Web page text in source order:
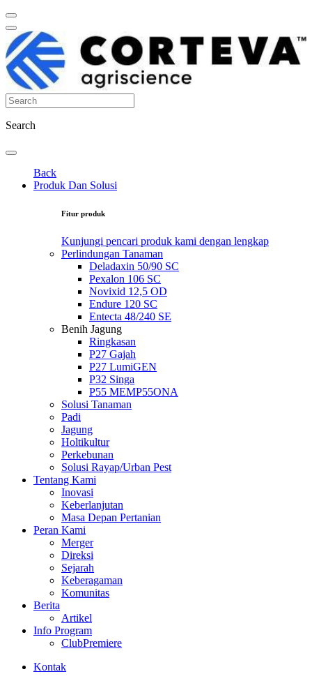
Search
Back
Produk Dan Solusi
Fitur produk
Kunjungi pencari produk kami dengan lengkap
Perlindungan Tanaman
Deladaxin 50/90 SC
Pexalon 106 SC
Novixid 12,5 OD
Endure 120 SC
Entecta 48/240 SE
Benih Jagung
Ringkasan
P27 Gajah
P27 LumiGEN
P32 Singa
P55 MEMP55ONA
Solusi Tanaman
Padi
Jagung
Holtikultur
Perkebunan
Solusi Rayap/Urban Pest
Tentang Kami
Inovasi
Keberlanjutan
Masa Depan Pertanian
Peran Kami
Merger
Direksi
Sejarah
Keberagaman
Komunitas
Berita
Artikel
Info Program
ClubPremiere
Kontak